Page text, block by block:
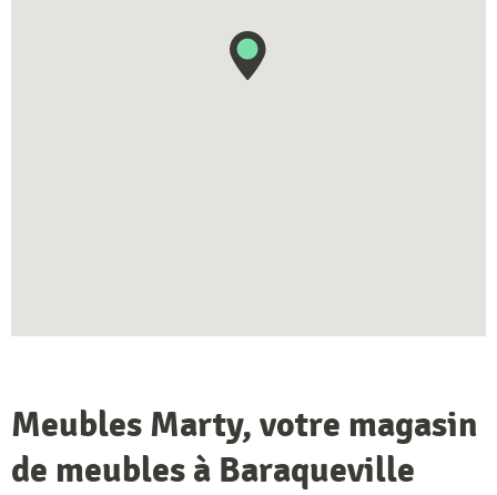
Meubles Marty, votre magasin
de meubles à Baraqueville